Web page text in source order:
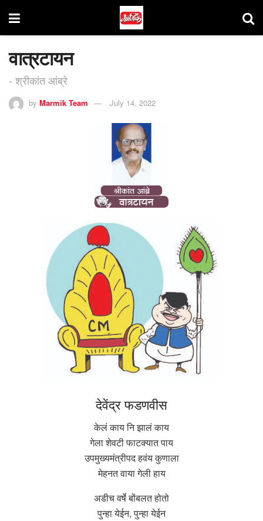
वात्रटायन
- श्रीकांत आंब्रे
by Marmik Team July 14, 2022
देवेंद्र फडणवीस
केलं काय नि झालं काय
गेला शेवटी फाटक्यात पाय
उपमुख्यमंत्रीपद हवंय कुणाला
मेहनत वाया गेली हाय
अडीच वर्षे बोंबलत होतो
पुन्हा येईन, पुन्हा येईन